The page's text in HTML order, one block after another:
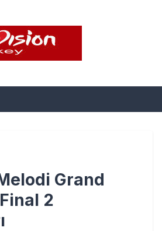
Türkiye –
Eurovision
Grand
2